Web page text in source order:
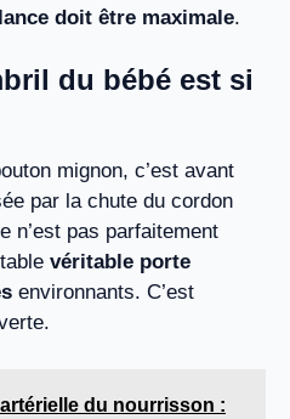
doit être maximale.
du bébé est si
mignon, c’est avant
par la chute du cordon
n’est pas parfaitement
véritable porte
environnants. C’est
du nourrisson :